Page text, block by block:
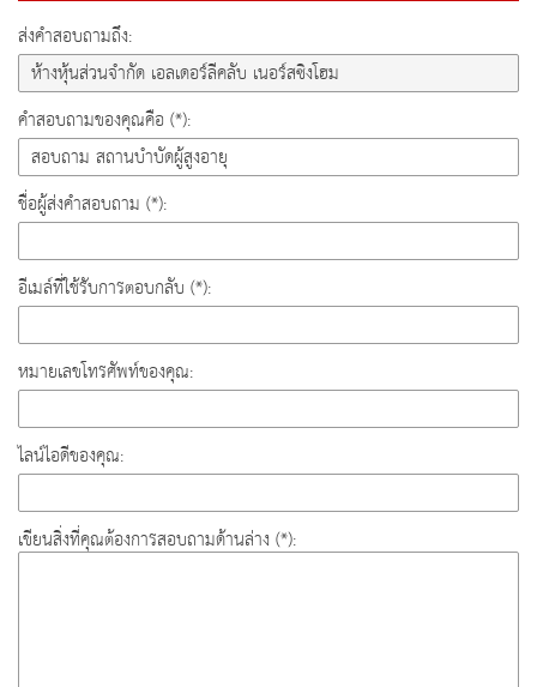
ส่งคำสอบถามถึง:
คำสอบถามของคุณคือ (*):
ชื่อผู้ส่งคำสอบถาม (*):
อีเมล์ที่ใช้รับการตอบกลับ (*):
หมายเลขโทรศัพท์ของคุณ:
ไลน์ไอดีของคุณ:
เขียนสิ่งที่คุณต้องการสอบถามด้านล่าง (*):